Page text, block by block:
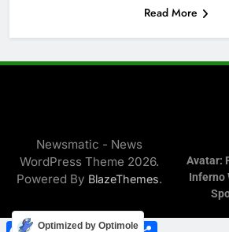
Read More
Newsmatic - News
WordPress Theme 2026.
Powered By BlazeThemes.
Avatar:
Inferno
FacebookWhatsApp
TwitterTelegram
Optimized by Optimole